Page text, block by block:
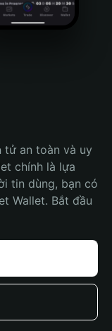
tử an toàn và uy
chính là lựa
tin dùng, bạn có
Wallet. Bắt đầu